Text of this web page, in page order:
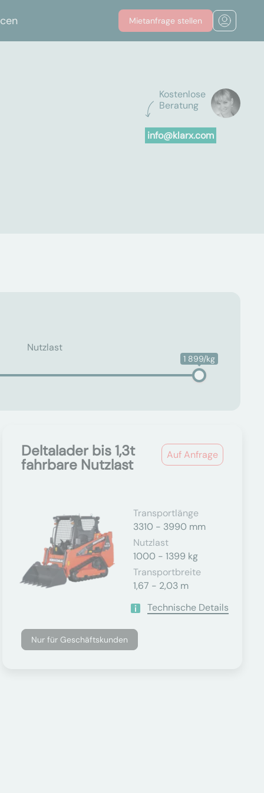
Mietanfrage stellen
Kostenlose
Beratung
info@klarx.com
Nutzlast
1 899/kg
Auf Anfrage
Deltalader bis 1,3t
fahrbare Nutzlast
Transportlänge
3310 - 3990 mm
Nutzlast
1000 - 1399 kg
Transportbreite
1,67 - 2,03 m
Technische Details
Nur für Geschäftskunden